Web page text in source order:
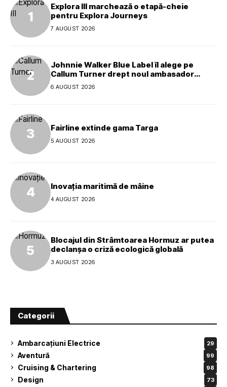
Explora III marchează o etapă-cheie
pentru Explora Journeys
7 AUGUST 2026
Johnnie Walker Blue Label îl alege pe
Callum Turner drept noul ambasador
global al mărcii
6 AUGUST 2026
Fairline extinde gama Targa
5 AUGUST 2026
Inovația maritimă de mâine
4 AUGUST 2026
Blocajul din Strâmtoarea Hormuz ar putea
declanșa o criză ecologică globală
3 AUGUST 2026
Categorii
Ambarcațiuni Electrice 29
Aventură 99
Cruising & Chartering 98
Design 73